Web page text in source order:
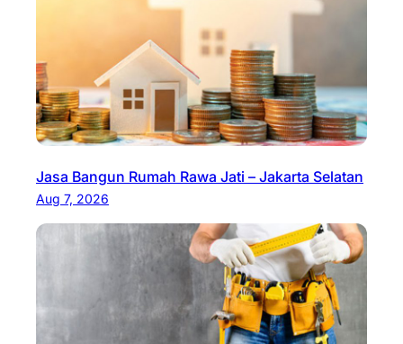
Jasa Bangun Rumah Rawa Jati – Jakarta Selatan
Aug 7, 2026